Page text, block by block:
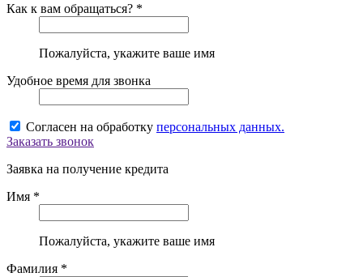
Как к вам обращаться? *
Пожалуйста, укажите ваше имя
Удобное время для звонка
Согласен на обработку персональных данных.
Заказать звонок
Заявка на получение кредита
Имя *
Пожалуйста, укажите ваше имя
Фамилия *